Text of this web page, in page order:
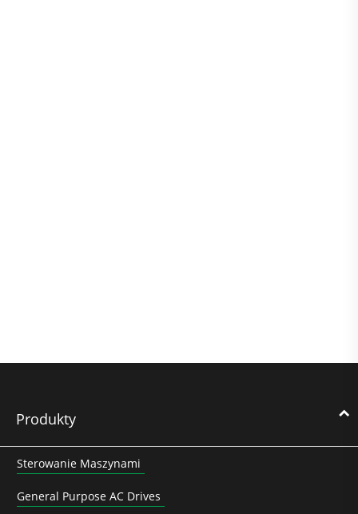
Produkty
Sterowanie Maszynami
General Purpose AC Drives